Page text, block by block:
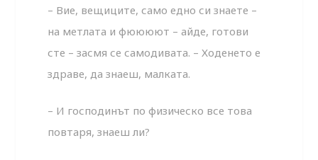
– Вие, вещиците, само едно си знаете –
на метлата и фюююют – айде, готови
сте – засмя се самодивата. – Ходенето е
здраве, да знаеш, малката.
– И господинът по физическо все това
повтаря, знаеш ли?